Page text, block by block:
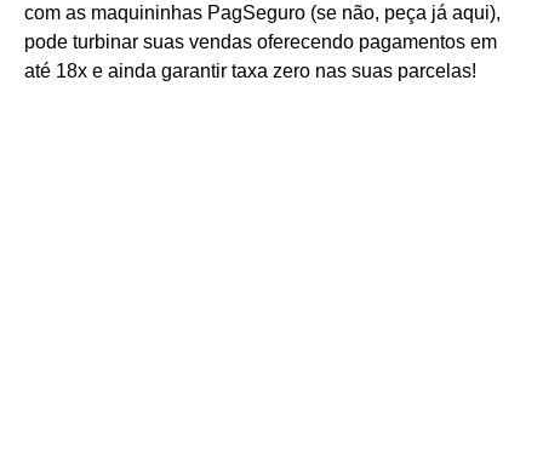
com as maquininhas PagSeguro (se não, peça já aqui),
pode turbinar suas vendas oferecendo pagamentos em
até 18x e ainda garantir taxa zero nas suas parcelas!